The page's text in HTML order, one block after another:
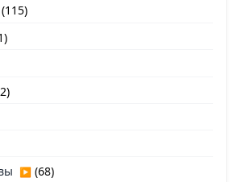
(115)
▶ (68)